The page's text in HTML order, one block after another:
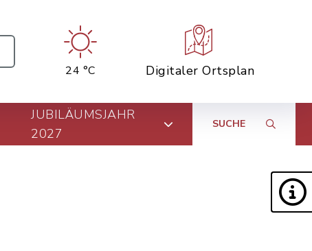
24 °C
Digitaler Ortsplan
JUBILÄUMSJAHR
2027
SUCHE